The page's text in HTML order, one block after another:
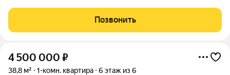
отоплением. Своя котельная, что обеспечивает
бесперебойную подачу воды круглогодично, а также
Позвонить
4 500 000 ₽
38,8 м² 1-комн. квартира 6 этаж из 6